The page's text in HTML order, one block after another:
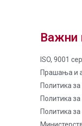
Важни
ISO, 9001
Прашања и
Политика
Политика
Политика